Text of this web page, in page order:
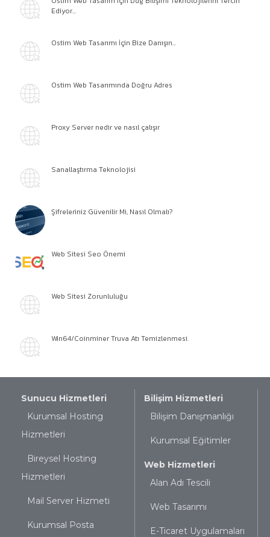
Ediyor...
Ostim Web Tasarımı İçin Bize Danışın...
Ostim Web Tasarımında Doğru Adres
Proxy Server nedir ve nasıl çalışır
Sanallaştırma Teknolojisi
Şifreleriniz Güvenilir Mi, Nasıl Olmalı?
Web Sitesi Seo Önemi
Web Sitesi Zorunluluğu
Win64/Coinminer Truva Atı Temizlenmesi.
Sunucu Hizmetleri
Kurumsal Hosting
Hizmetleri
Bireysel Hosting
Hizmetleri
Mail Server Hizmeti
Kurumsal Posta
Bilişim Hizmetleri
Bilişim Danışmanlığı
Kurumsal Eğitimler
Web Hizmetleri
Alan Adı Tescili
Web Tasarımı
E-Ticaret Uygulamaları